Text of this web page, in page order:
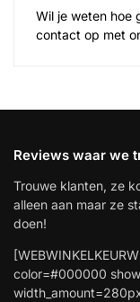
Wil je weten hoe
contact op met
Reviews waar we
Trouwe klanten, ze
alleen aan maar ze
doen!
color=#000000